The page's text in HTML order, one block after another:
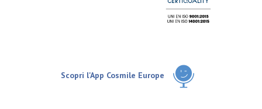
Scopri l'App Cosmile Europe